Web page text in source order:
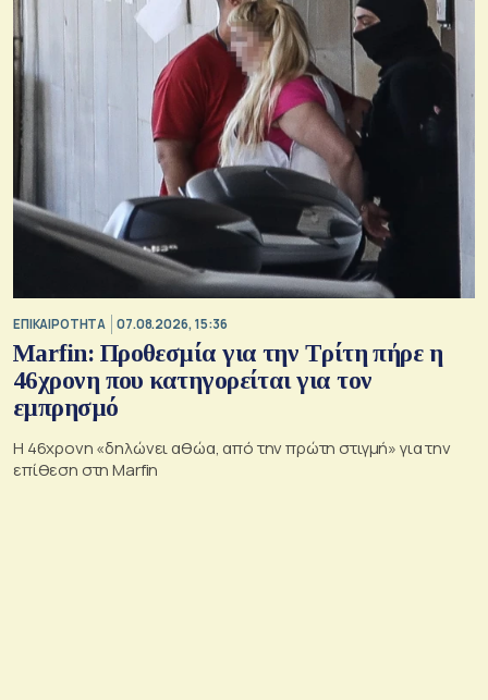
ΕΠΙΚΑΙΡΟΤΗΤΑ 07.08.2026, 15:36
Marfin: Προθεσμία για την Τρίτη πήρε η
46χρονη που κατηγορείται για τον
εμπρησμό
H 46χρονη «δηλώνει αθώα, από την πρώτη στιγμή» για την
επίθεση στη Marfin